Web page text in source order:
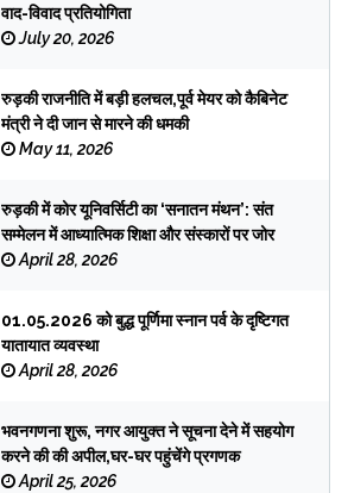
वाद-विवाद प्रतियोगिता
July 20, 2026
रुड़की राजनीति में बड़ी हलचल,पूर्व मेयर को कैबिनेट
मंत्री ने दी जान से मारने की धमकी
May 11, 2026
रुड़की में कोर यूनिवर्सिटी का ‘सनातन मंथन’: संत
सम्मेलन में आध्यात्मिक शिक्षा और संस्कारों पर जोर
April 28, 2026
01.05.2026 को बुद्ध पूर्णिमा स्नान पर्व के दृष्टिगत
यातायात व्यवस्था
April 28, 2026
भवनगणना शुरू, नगर आयुक्त ने सूचना देने में सहयोग
करने की की अपील,घर-घर पहुंचेंगे प्रगणक
April 25, 2026